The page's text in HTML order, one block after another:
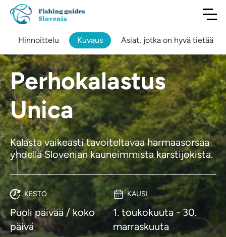
Perhokalastus
Unica
Kalasta vaikeasti tavoiteltavaa harmaasorsaa
yhdellä Slovenian kauneimmista karstijokista.
KESTO
Puoli päivää / koko
päivä
KAUSI
1. toukokuuta - 30.
marraskuuta
Hinnoittelu Kuvaus Asiat, jotka on hyvä tietää